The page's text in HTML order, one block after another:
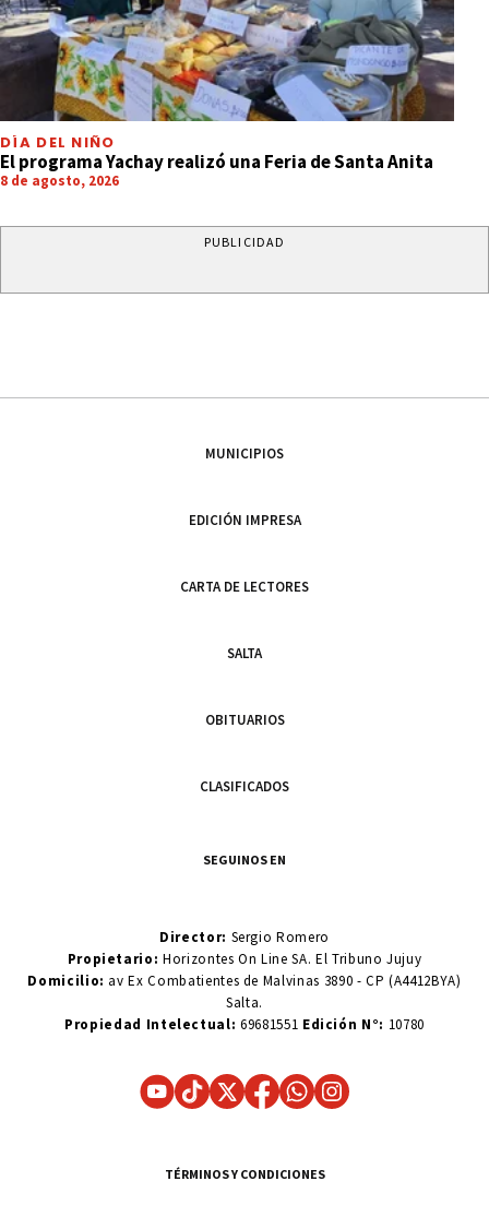
DÍA DEL NIÑO
El programa Yachay realizó una Feria de Santa Anita
8 de agosto, 2026
PUBLICIDAD
MUNICIPIOS
EDICIÓN IMPRESA
CARTA DE LECTORES
SALTA
OBITUARIOS
CLASIFICADOS
SEGUINOS EN
Director: Sergio Romero
Propietario:Horizontes On Line SA. El Tribuno Jujuy
Domicilio: av Ex Combatientes de Malvinas 3890 - CP (A4412BYA)
Salta.
Propiedad Intelectual: 69681551 Edición N°: 10780
TÉRMINOS Y CONDICIONES